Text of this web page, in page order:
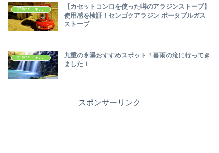
【カセットコンロを使った噂のアラジンストーブ】
使用感を検証！センゴクアラジン ポータブルガス
ストーブ
九重の氷瀑おすすめスポット！暮雨の滝に行ってき
ました！
スポンサーリンク